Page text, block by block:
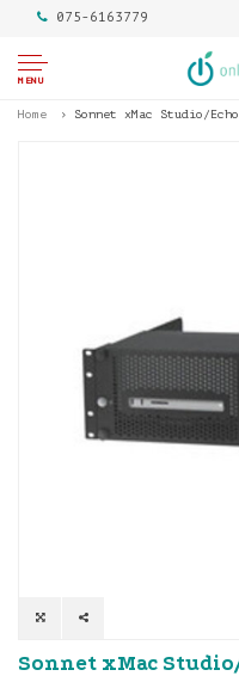
075-6163779
MENU
Home Sonnet xMac Studio/
Sonnet xMac